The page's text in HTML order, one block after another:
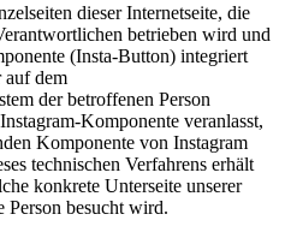
dieser Internetseite, die
betrieben wird und
(Insta-Button) integriert
auf dem
der betroffenen Person
Komponente veranlasst,
Komponente von Instagram
technischen Verfahrens erhält
konkrete Unterseite unserer
Person besucht wird.